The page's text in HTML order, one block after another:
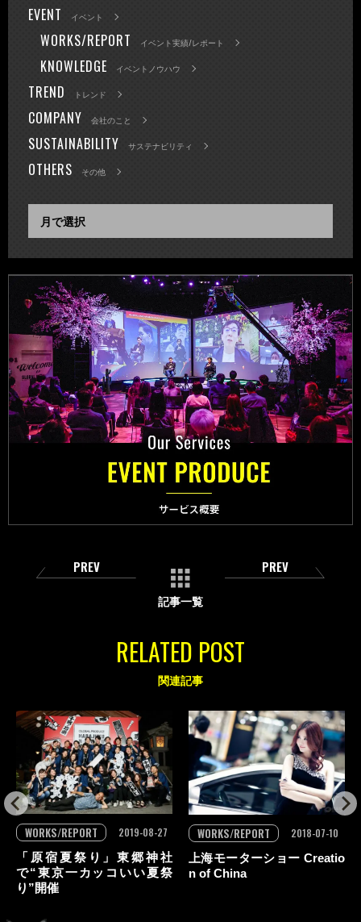
EVENT イベント
WORKS/REPORT イベント実績/レポート
KNOWLEDGE イベントノウハウ
TREND トレンド
COMPANY 会社のこと
SUSTAINABILITY サステナビリティ
OTHERS その他
PREV
記事一覧
PREV
RELATED POST
関連記事
「原宿夏祭り」東郷神社
で“東京一カッコいい夏祭
り”開催
WORKS/REPORT
2019-08-27
上海モーターショー Creatio
n of China
WORKS/REPORT 2018-07-10